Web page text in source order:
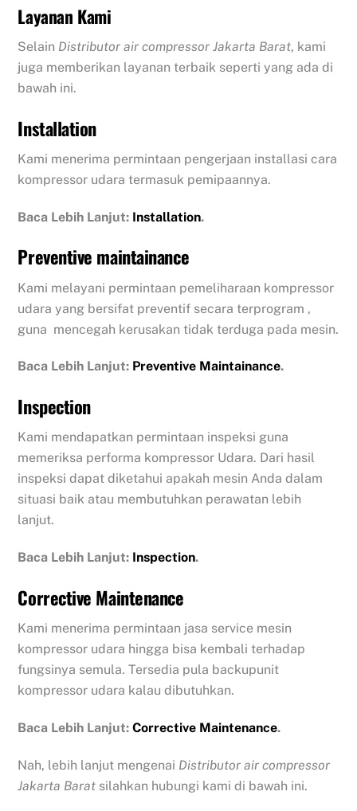
Layanan Kami
Selain Distributor air compressor Jakarta Barat, kami
juga memberikan layanan terbaik seperti yang ada di
bawah ini.
Installation
Kami menerima permintaan pengerjaan installasi cara
kompressor udara termasuk pemipaannya.
Baca Lebih Lanjut: Installation.
Preventive maintainance
Kami melayani permintaan pemeliharaan kompressor
udara yang bersifat preventif secara terprogram ,
guna mencegah kerusakan tidak terduga pada mesin.
Baca Lebih Lanjut: Preventive Maintainance.
Inspection
Kami mendapatkan permintaan inspeksi guna
memeriksa performa kompressor Udara. Dari hasil
inspeksi dapat diketahui apakah mesin Anda dalam
situasi baik atau membutuhkan perawatan lebih
lanjut.
Baca Lebih Lanjut: Inspection.
Corrective Maintenance
Kami menerima permintaan jasa service mesin
kompressor udara hingga bisa kembali terhadap
fungsinya semula. Tersedia pula backupunit
kompressor udara kalau dibutuhkan.
Baca Lebih Lanjut:Corrective Maintenance.
Nah, lebih lanjut mengenai Distributor air compressor
Jakarta Barat silahkan hubungi kami di bawah ini.